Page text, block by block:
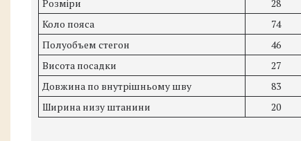
Розміри 28
Коло пояса
74
Полуобъем стегон
46
Висота посадки
27
Довжина по внутрішньому шву
83
Ширина низу штанини
20